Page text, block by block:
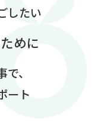
したい
めに
、
ート